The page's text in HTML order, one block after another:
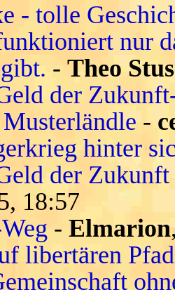
- tolle
nur
- Theo
der
-
hinter
der
18:57
- Elmarion
libertären